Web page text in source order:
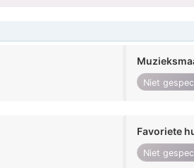
Niet
Favoriete
Niet